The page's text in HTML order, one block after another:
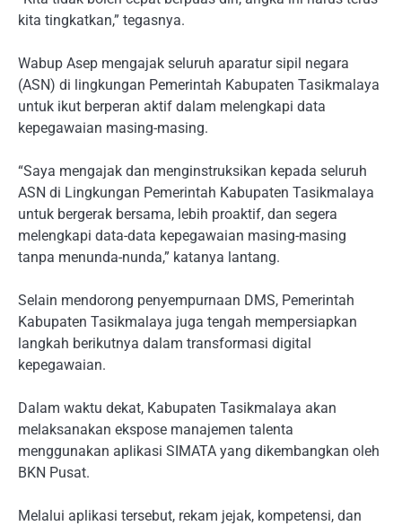
kita tingkatkan,” tegasnya.
Wabup Asep mengajak seluruh aparatur sipil negara
(ASN) di lingkungan Pemerintah Kabupaten Tasikmalaya
untuk ikut berperan aktif dalam melengkapi data
kepegawaian masing-masing.
“Saya mengajak dan menginstruksikan kepada seluruh
ASN di Lingkungan Pemerintah Kabupaten Tasikmalaya
untuk bergerak bersama, lebih proaktif, dan segera
melengkapi data-data kepegawaian masing-masing
tanpa menunda-nunda,” katanya lantang.
Selain mendorong penyempurnaan DMS, Pemerintah
Kabupaten Tasikmalaya juga tengah mempersiapkan
langkah berikutnya dalam transformasi digital
kepegawaian.
Dalam waktu dekat, Kabupaten Tasikmalaya akan
melaksanakan ekspose manajemen talenta
menggunakan aplikasi SIMATA yang dikembangkan oleh
BKN Pusat.
Melalui aplikasi tersebut, rekam jejak, kompetensi, dan